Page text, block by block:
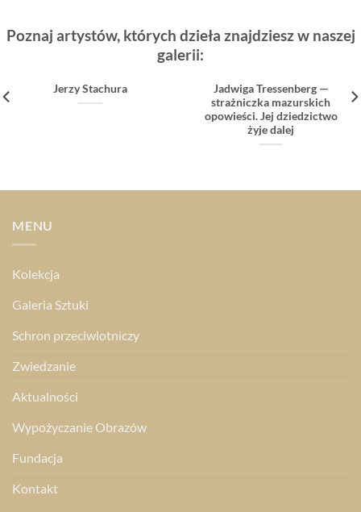
Poznaj artystów, których dzieła znajdziesz w naszej
galerii:
Jerzy Stachura
Jadwiga Tressenberg —
strażniczka mazurskich
opowieści. Jej dziedzictwo
żyje dalej
MENU
Kolekcja
Galeria Sztuki
Schron przeciwlotniczy
Zwiedzanie
Aktualności
Wypożyczanie Obrazów
Fundacja
Kontakt